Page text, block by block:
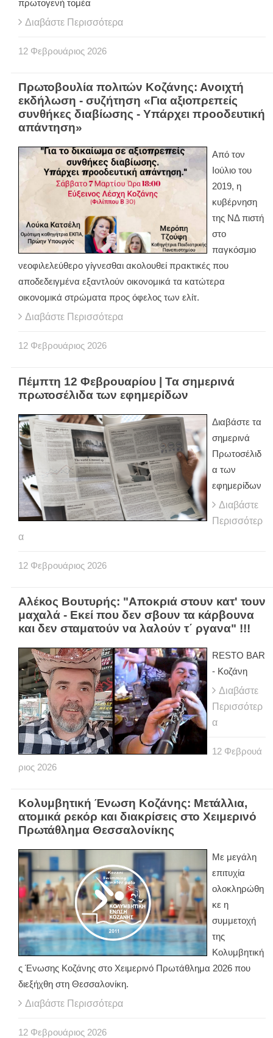
πρωτογενή τομέα
Διαβάστε Περισσότερα
12 Φεβρουάριος 2026
Πρωτοβουλία πολιτών Κοζάνης: Ανοιχτή
εκδήλωση - συζήτηση «Για αξιοπρεπείς
συνθήκες διαβίωσης - Υπάρχει προοδευτική
απάντηση»
Από τον
Ιούλιο του
2019, η
κυβέρνηση
της ΝΔ πιστή
στο
παγκόσμιο
νεοφιλελεύθερο γίγνεσθαι ακολουθεί πρακτικές που
αποδεδειγμένα εξαντλούν οικονομικά τα κατώτερα
οικονομικά στρώματα προς όφελος των ελίτ.
Διαβάστε Περισσότερα
12 Φεβρουάριος 2026
Πέμπτη 12 Φεβρουαρίου | Τα σημερινά
πρωτοσέλιδα των εφημερίδων
Διαβάστε τα
σημερινά
Πρωτοσέλιδ
α των
εφημερίδων
Διαβάστε
Περισσότερ
α
12 Φεβρουάριος 2026
Αλέκος Βουτυρής: "Αποκριά στουν κατ' τουν
μαχαλά - Εκεί που δεν σβουν τα κάρβουνα
και δεν σταματούν να λαλούν τ΄ ργανα" !!!
RESTO BAR
- Κοζάνη
Διαβάστε
Περισσότερ
α
12 Φεβρουά
ριος 2026
Κολυμβητική Ένωση Κοζάνης: Μετάλλια,
ατομικά ρεκόρ και διακρίσεις στο Χειμερινό
Πρωτάθλημα Θεσσαλονίκης
Με μεγάλη
επιτυχία
ολοκληρώθη
κε η
συμμετοχή
της
Κολυμβητική
ς Ένωσης Κοζάνης στο Χειμερινό Πρωτάθλημα 2026 που
διεξήχθη στη Θεσσαλονίκη.
Διαβάστε Περισσότερα
12 Φεβρουάριος 2026